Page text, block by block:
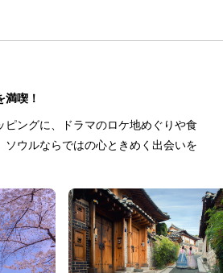
満喫！
ピングに、ドラマのロケ地めぐりや食
ソウルならではの心ときめく出会いを